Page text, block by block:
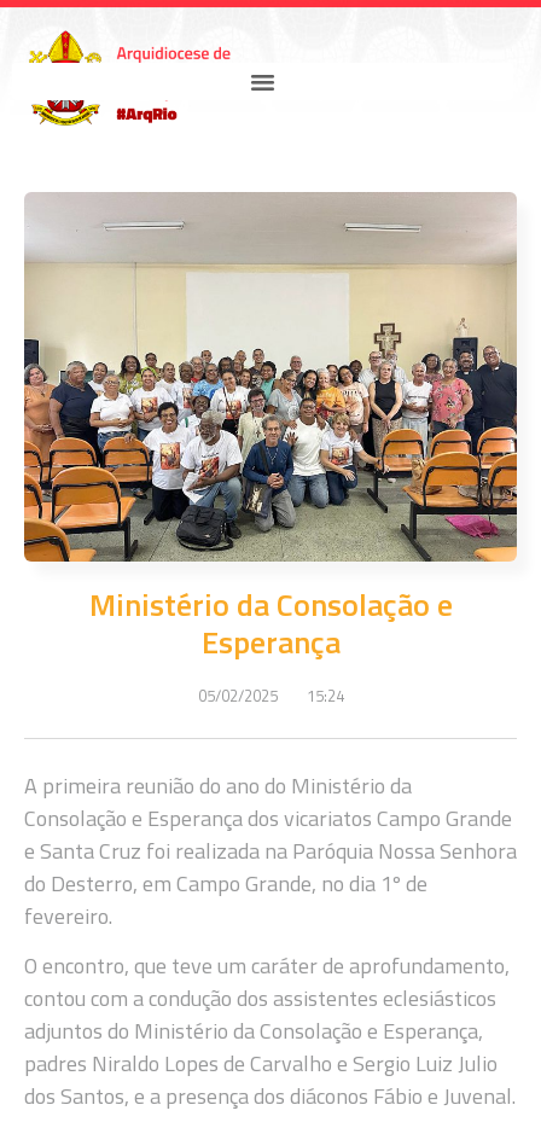
Ministério da Consolação e
Esperança
05/02/2025 15:24
A primeira reunião do ano do Ministério da
Consolação e Esperança dos vicariatos Campo Grande
e Santa Cruz foi realizada na Paróquia Nossa Senhora
do Desterro, em Campo Grande, no dia 1º de
fevereiro.
O encontro, que teve um caráter de aprofundamento,
contou com a condução dos assistentes eclesiásticos
adjuntos do Ministério da Consolação e Esperança,
padres Niraldo Lopes de Carvalho e Sergio Luiz Julio
dos Santos, e a presença dos diáconos Fábio e Juvenal.